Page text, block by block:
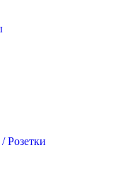
Розетки